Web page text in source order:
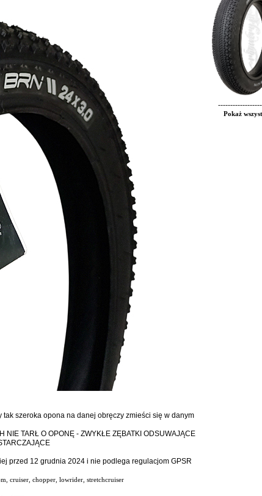
szeroka opona na danej obręczy zmieści się w danym
NIE TARŁ O OPONĘ - ZWYKŁE ZĘBATKI ODSUWAJĄCE
przed 12 grudnia 2024 i nie podlega regulacjom GPSR
Pokaż
cruiser, chopper, lowrider, stretchcruiser